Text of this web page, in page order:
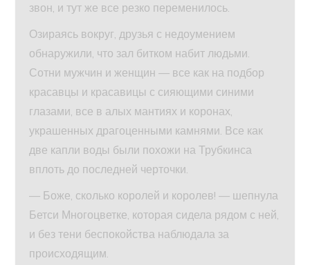
звон, и тут же все резко переменилось.
Озираясь вокруг, друзья с недоумением
обнаружили, что зал битком набит людьми.
Сотни мужчин и женщин — все как на подбор
красавцы и красавицы с сияющими синими
глазами, все в алых мантиях и коронах,
украшенных драгоценными камнями. Все как
две капли воды были похожи на Трубкинса
вплоть до последней черточки.
— Боже, сколько королей и королев! — шепнула
Бетси Многоцветке, которая сидела рядом с ней,
и без тени беспокойства наблюдала за
происходящим.